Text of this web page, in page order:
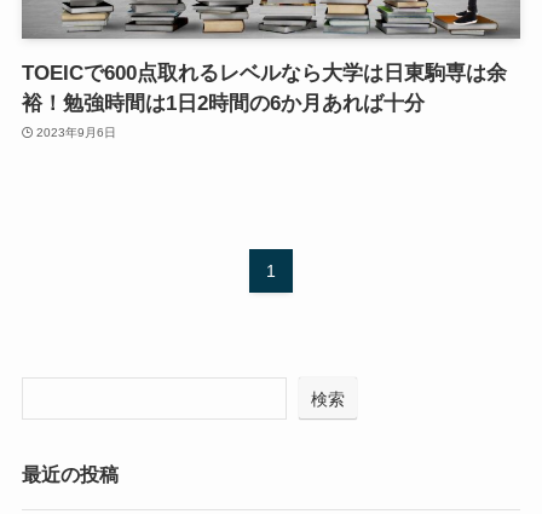
TOEICで600点取れるレベルなら大学は日東駒専は余
裕！勉強時間は1日2時間の6か月あれば十分
2023年9月6日
1
検索
最近の投稿